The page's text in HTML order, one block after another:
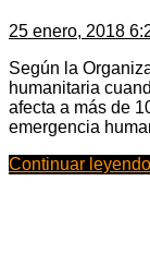
25 enero, 2018
Según la
humanitaria
afecta a más de
emergencia
Continuar